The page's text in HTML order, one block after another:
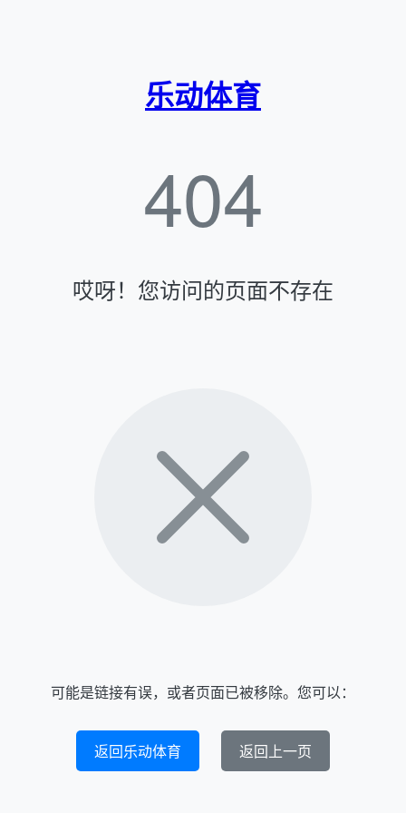
乐动体育
404
哎呀！您访问的页面不存在
可能是链接有误，或者页面已被移除。您可以：
返回乐动体育 返回上一页